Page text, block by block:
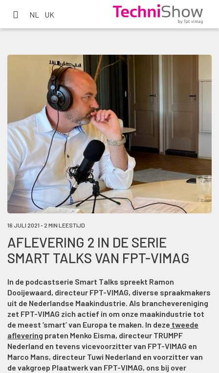
NL UK
16 JULI 2021 - 2 MIN LEESTIJD
AFLEVERING 2 IN DE SERIE
SMART TALKS VAN FPT-VIMAG
In de podcastserie Smart Talks spreekt Ramon
Dooijewaard, directeur FPT-VIMAG, diverse spraakmakers
uit de Nederlandse Maakindustrie. Als branchevereniging
zet FPT-VIMAG zich actief in om onze maakindustrie tot
de meest ‘smart’ van Europa te maken. In deze tweede
aflevering praten Menko Eisma, directeur TRUMPF
Nederland en tevens vicevoorzitter van FPT-VIMAG en
Marco Mans, directeur Tuwi Nederland en voorzitter van
de vakgroep Plaatwerk van FPT-VIMAG, ons bij over